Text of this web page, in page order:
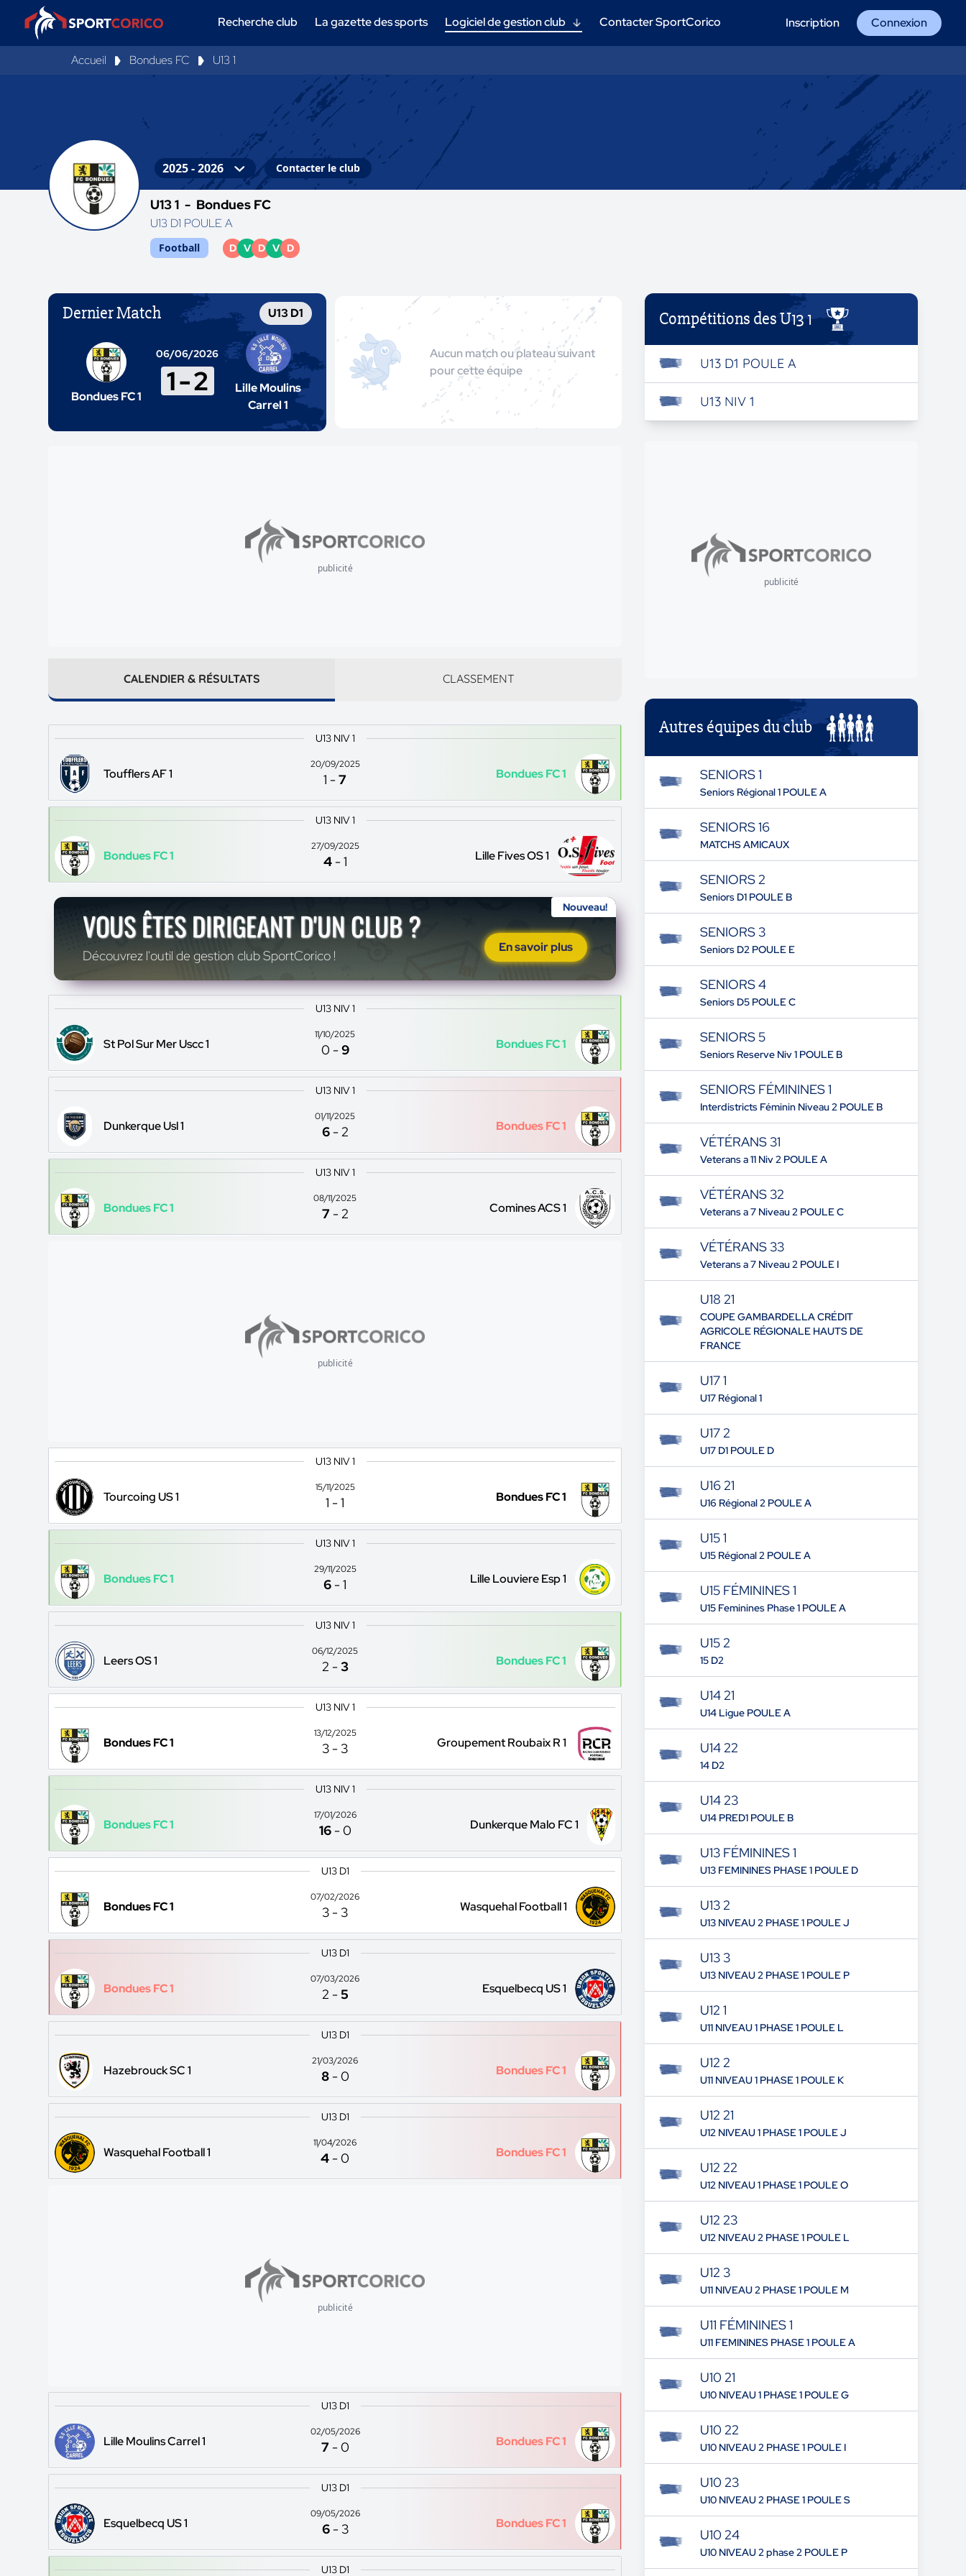
Recherche club La gazette des sports Logiciel de gestion club Contacter SportCorico Inscription Connexion
Accueil Bondues FC U13 1
Contacter le club
U13 1 - Bondues FC
U13 D1 POULE A
Football D V D V D
Dernier Match U13 D1
Bondues FC 1
06/06/2026
1-2
Lille Moulins
Carrel 1
Aucun match ou plateau suivant
pour cette équipe
publicité
CALENDIER & RÉSULTATS CLASSEMENT
U13 NIV 1
Toufflers AF 1
20/09/2025
1 -7 Bondues FC 1
U13 NIV 1
Bondues FC 1
27/09/2025
4 -1 Lille Fives OS 1
Nouveau!
VOUS ÊTES DIRIGEANT D'UN CLUB ?
Découvrez l'outil de gestion club SportCorico !
En savoir plus
U13 NIV 1
St Pol Sur Mer Uscc 1
11/10/2025
0 -9 Bondues FC 1
U13 NIV 1
Dunkerque Usl 1
01/11/2025
6 -2 Bondues FC 1
U13 NIV 1
Bondues FC 1
08/11/2025
7 -2 Comines ACS 1
publicité
U13 NIV 1
Tourcoing US 1
15/11/2025
1 -1 Bondues FC 1
U13 NIV 1
Bondues FC 1
29/11/2025
6 -1 Lille Louviere Esp 1
U13 NIV 1
Leers OS 1
06/12/2025
2 -3 Bondues FC 1
U13 NIV 1
Bondues FC 1
13/12/2025
3 - 3 Groupement Roubaix R 1
U13 NIV 1
Bondues FC 1
17/01/2026
16 -0 Dunkerque Malo FC 1
U13 D1
Bondues FC 1
07/02/2026
3 - 3 Wasquehal Football 1
U13 D1
Bondues FC 1
07/03/2026
2 -5 Esquelbecq US 1
U13 D1
Hazebrouck SC 1
21/03/2026
8 -0 Bondues FC 1
U13 D1
Wasquehal Football 1
11/04/2026
4 -0 Bondues FC 1
publicité
U13 D1
Lille Moulins Carrel 1
02/05/2026
7 -0 Bondues FC 1
U13 D1
Esquelbecq US 1
09/05/2026
6 - 3 Bondues FC 1
U13 D1
Compétitions des U13 1
U13 D1 POULE A
U13 NIV 1
publicité
Autres équipes du club
SENIORS 1
Seniors Régional 1 POULE A
SENIORS 16
MATCHS AMICAUX
SENIORS 2
Seniors D1 POULE B
SENIORS 3
Seniors D2 POULE E
SENIORS 4
Seniors D5 POULE C
SENIORS 5
Seniors Reserve Niv 1 POULE B
SENIORS FÉMININES 1
Interdistricts Féminin Niveau 2 POULE B
VÉTÉRANS 31
Veterans a 11 Niv 2 POULE A
VÉTÉRANS 32
Veterans a 7 Niveau 2 POULE C
VÉTÉRANS 33
Veterans a 7 Niveau 2 POULE I
U18 21
COUPE GAMBARDELLA CRÉDIT
AGRICOLE RÉGIONALE HAUTS DE
FRANCE
U17 1
U17 Régional 1
U17 2
U17 D1 POULE D
U16 21
U16 Régional 2 POULE A
U15 1
U15 Régional 2 POULE A
U15 FÉMININES 1
U15 Feminines Phase 1 POULE A
U15 2
15 D2
U14 21
U14 Ligue POULE A
U14 22
14 D2
U14 23
U14 PRED1 POULE B
U13 FÉMININES 1
U13 FEMININES PHASE 1 POULE D
U13 2
U13 NIVEAU 2 PHASE 1 POULE J
U13 3
U13 NIVEAU 2 PHASE 1 POULE P
U12 1
U11 NIVEAU 1 PHASE 1 POULE L
U12 2
U11 NIVEAU 1 PHASE 1 POULE K
U12 21
U12 NIVEAU 1 PHASE 1 POULE J
U12 22
U12 NIVEAU 1 PHASE 1 POULE O
U12 23
U12 NIVEAU 2 PHASE 1 POULE L
U12 3
U11 NIVEAU 2 PHASE 1 POULE M
U11 FÉMININES 1
U11 FEMININES PHASE 1 POULE A
U10 21
U10 NIVEAU 1 PHASE 1 POULE G
U10 22
U10 NIVEAU 2 PHASE 1 POULE I
U10 23
U10 NIVEAU 2 PHASE 1 POULE S
U10 24
U10 NIVEAU 2 phase 2 POULE P